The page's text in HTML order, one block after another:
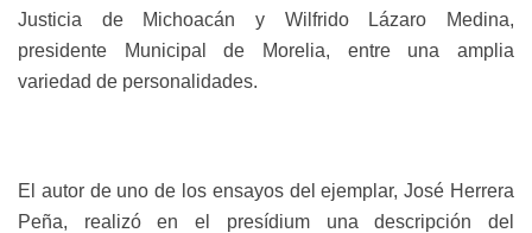
Justicia de Michoacán y Wilfrido Lázaro Medina,
presidente Municipal de Morelia, entre una amplia
variedad de personalidades.
El autor de uno de los ensayos del ejemplar, José Herrera
Peña, realizó en el presídium una descripción del